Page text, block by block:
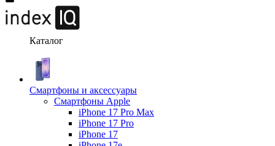
Каталог
Смартфоны и аксессуары
Смартфоны Apple
iPhone 17 Pro Max
iPhone 17 Pro
iPhone 17